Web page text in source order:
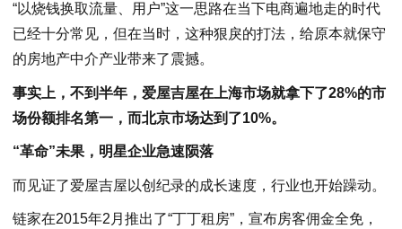
“以烧钱换取流量、用户”这一思路在当下电商遍地走的时代
已经十分常见，但在当时，这种狠戾的打法，给原本就保守
的房地产中介产业带来了震撼。
事实上，不到半年，爱屋吉屋在上海市场就拿下了28%的市
场份额排名第一，而北京市场达到了10%。
“革命”未果，明星企业急速陨落
而见证了爱屋吉屋以创纪录的成长速度，行业也开始躁动。
链家在2015年2月推出了“丁丁租房”，宣布房客佣金全免，